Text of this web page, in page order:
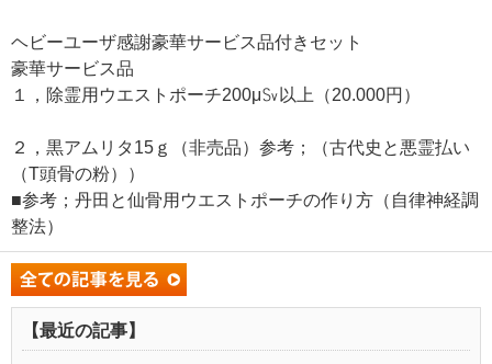
ヘビーユーザ感謝豪華サービス品付きセット
豪華サービス品
１，除霊用ウエストポーチ200μ㏜以上（20.000円）
２，黒アムリタ15ｇ（非売品）参考；（古代史と悪霊払い
（T頭骨の粉））
■参考；丹田と仙骨用ウエストポーチの作り方（自律神経調
整法）
【最近の記事】